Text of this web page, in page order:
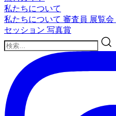
私たちについて
私たちについて 審査員 展覧会
セッション 写真賞